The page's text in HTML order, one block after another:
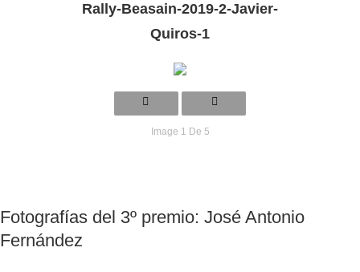
Rally-Beasain-2019-2-Javier-
Quiros-1
Image 1 De 5
Fotografías del 3º premio: José Antonio
Fernández